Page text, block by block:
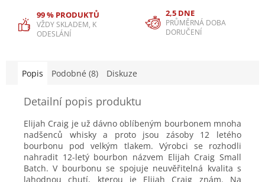
99 % PRODUKTŮ
VŽDY SKLADEM, K
ODESLÁNÍ
2,5 DNE
PRŮMĚRNÁ DOBA
DORUČENÍ
Popis Podobné (8) Diskuze
Detailní popis produktu
Elijah Craig je už dávno oblíbeným bourbonem mnoha
nadšenců whisky a proto jsou zásoby 12 letého
bourbonu pod velkým tlakem. Výrobci se rozhodli
nahradit 12-letý bourbon názvem Elijah Craig Small
Batch. V bourbonu se spojuje neuvěřitelná kvalita s
lahodnou chutí, kterou je Elijah Craig znám. Na